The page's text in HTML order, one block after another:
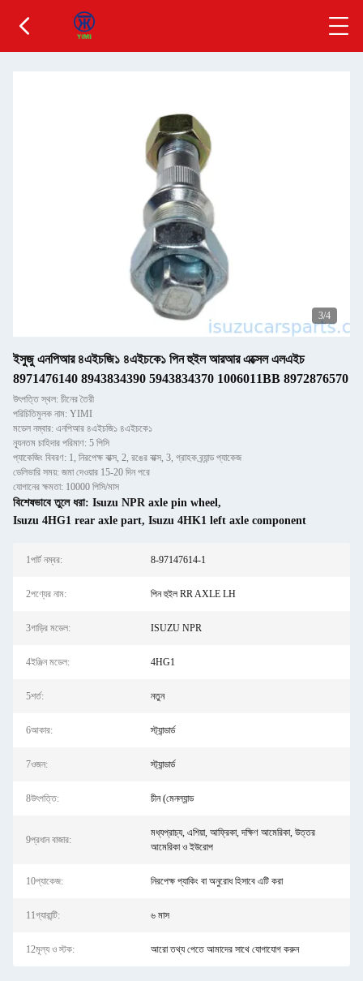
3/4
ইসুজু এনপিআর ৪এইচজি১ ৪এইচকে১ পিন হুইল আরআর এক্সেল এলএইচ
8971476140 8943834390 5943834370 1006011BB 8972876570
উৎপত্তি স্থল: চীনের তৈরী
পরিচিতিমুলক নাম: YIMI
মডেল নম্বার: এনপিআর ৪এইচজি১ ৪এইচকে১
ন্যূনতম চাহিদার পরিমাণ: 5 পিসি
প্যাকেজিং বিবরণ: 1, নিরপেক্ষ বাক্স, 2, রঙের বাক্স, 3, গ্রাহক ব্র্যান্ড প্যাকেজ
ডেলিভারি সময়: জমা দেওয়ার 15-20 দিন পরে
যোগানের ক্ষমতা: 10000 পিসি/মাস
বিশেষভাবে তুলে ধরা: Isuzu NPR axle pin wheel,
Isuzu 4HG1 rear axle part, Isuzu 4HK1 left axle component
1পার্ট নম্বর: 8-97147614-1
2পণ্যের নাম: পিন হুইল RR AXLE LH
3গাড়ির মডেল: ISUZU NPR
4ইঞ্জিন মডেল: 4HG1
5শর্ত: নতুন
6আকার: স্ট্যান্ডার্ড
7ওজন: স্ট্যান্ডার্ড
8উৎপত্তি: চীন (মেনল্যান্ড
9প্রধান বাজার:
মধ্যপ্রাচ্য, এশিয়া, আফ্রিকা, দক্ষিণ আমেরিকা, উত্তর
আমেরিকা ও ইউরোপ
10প্যাকেজ: নিরপেক্ষ প্যাকিং বা অনুরোধ হিসাবে এটি করা
11গ্যারান্টি: ৬ মাস
12মূল্য ও স্টক: আরো তথ্য পেতে আমাদের সাথে যোগাযোগ করুন